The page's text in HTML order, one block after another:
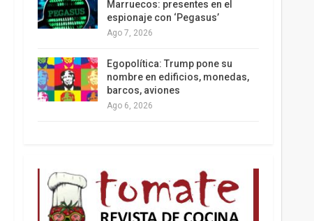
Marruecos: presentes en el
espionaje con ‘Pegasus’
Ago 7, 2026
Egopolítica: Trump pone su
nombre en edificios, monedas,
barcos, aviones
Ago 6, 2026